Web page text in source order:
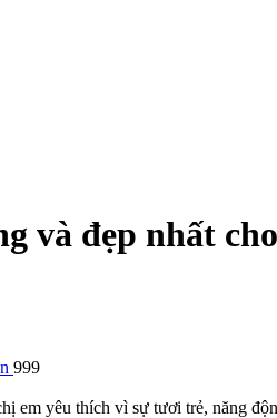
và đẹp nhất
999
em yêu thích vì sự tươi trẻ, năng